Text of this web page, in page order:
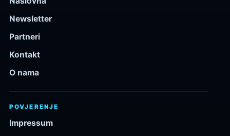
Newsletter
Partneri
Kontakt
O nama
POVJERENJE
Impressum